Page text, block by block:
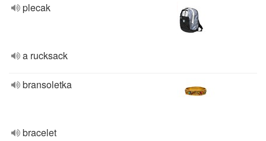
plecak
a rucksack
bransoletka
bracelet